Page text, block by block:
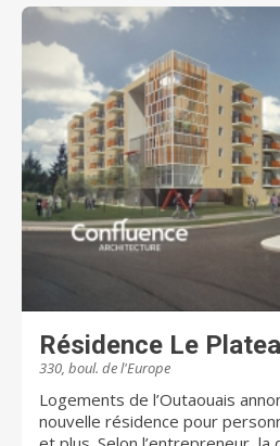
Résidence Le
330, boul. de l'Europe
Logements de l’Outaouais
nouvelle résidence pour